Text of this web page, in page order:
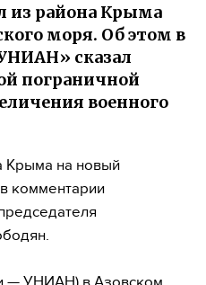
из района Крыма
моря. Об этом в
сказал
пограничной
военного
Крыма на новый
комментарии